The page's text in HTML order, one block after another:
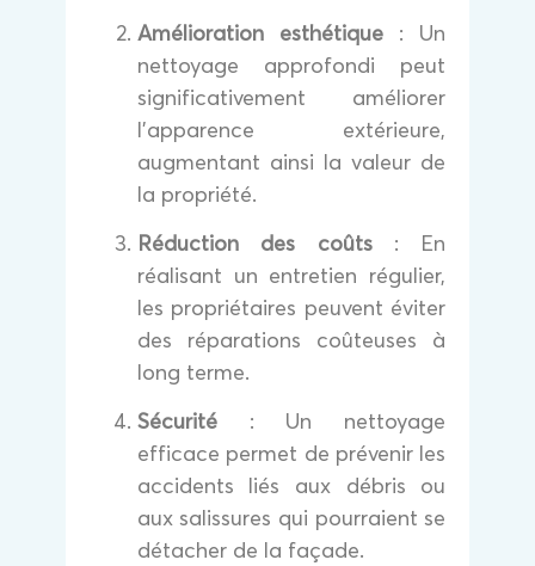
Amélioration esthétique: Un
nettoyage approfondi peut
significativement améliorer
l’apparence extérieure,
augmentant ainsi la valeur de
la propriété.
Réduction des coûts: En
réalisant un entretien régulier,
les propriétaires peuvent éviter
des réparations coûteuses à
long terme.
Sécurité: Un nettoyage
efficace permet de prévenir les
accidents liés aux débris ou
aux salissures qui pourraient se
détacher de la façade.